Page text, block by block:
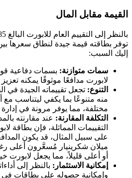
القيمة مقابل المال
إليك السبب:
سمات متوازنة:
لابورت مدافعًا موثوقًا يمكنه
التنوع:
منه متنوعًا بما يكفي ليتناسب
مختلفة، مما يوفر مرونة في إدارة
التكلفة المقارنة: عند مقارنته
التقييمات المماثلة، فإن بطاقة
على سبيل المثال، قد يكون
ميلان شكرينيار مُسعَّرون أعلى
أو أعلى قليلاً، مما يجعل لابورت
إمكانية الاستثمار: بالنظر إلى
وإمكانية حصوله على بطاقات في